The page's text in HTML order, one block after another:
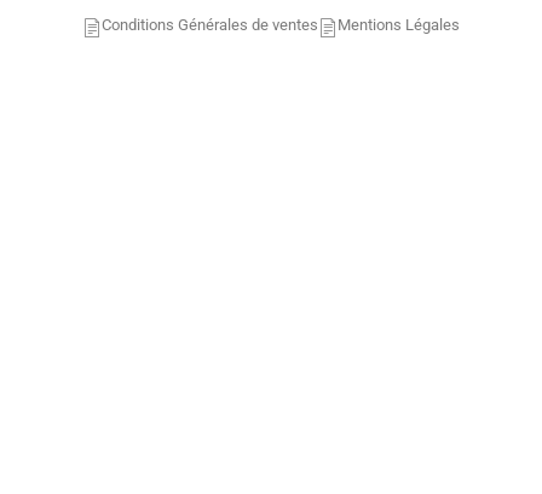
Conditions Générales de ventes Mentions Légales